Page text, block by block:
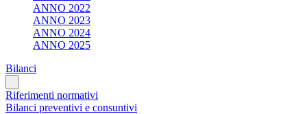
ANNO 2022
ANNO 2023
ANNO 2024
ANNO 2025
Bilanci
Riferimenti normativi
Bilanci preventivi e consuntivi